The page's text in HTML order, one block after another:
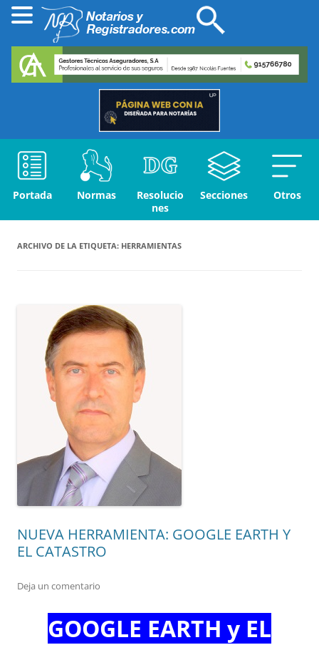
Portada Normas
Resolucio
nes
Secciones Otros
ARCHIVO DE LA ETIQUETA: HERRAMIENTAS
NUEVA HERRAMIENTA: GOOGLE EARTH Y
EL CATASTRO
Deja un comentario
GOOGLE EARTH y EL